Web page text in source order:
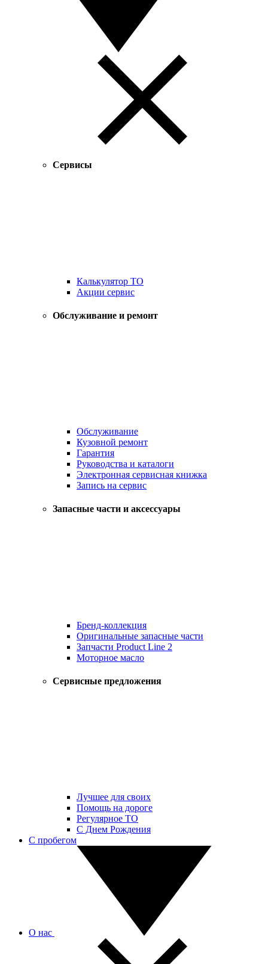
Сервисы
Калькулятор ТО
Акции сервис
Обслуживание и ремонт
Обслуживание
Кузовной ремонт
Гарантия
Руководства и каталоги
Электронная сервисная книжка
Запись на сервис
Запасные части и аксессуары
Бренд-коллекция
Оригинальные запасные части
Запчасти Product Line 2
Моторное масло
Сервисные предложения
Лучшее для своих
Помощь на дороге
Регулярное ТО
С Днем Рождения
С пробегом
О нас